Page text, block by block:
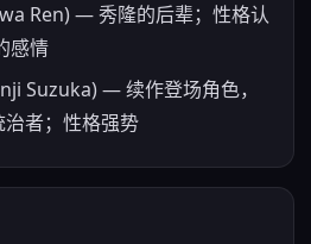
Ren) — 秀隆的后辈；性格认
感情
Suzuka) — 续作登场角色，
治者；性格强势